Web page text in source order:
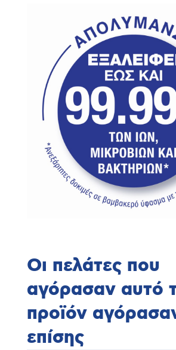
Οι πελάτες που
αγόρασαν αυτό
προϊόν
επίσης